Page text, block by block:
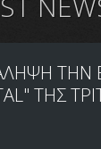
ΤΗΣ